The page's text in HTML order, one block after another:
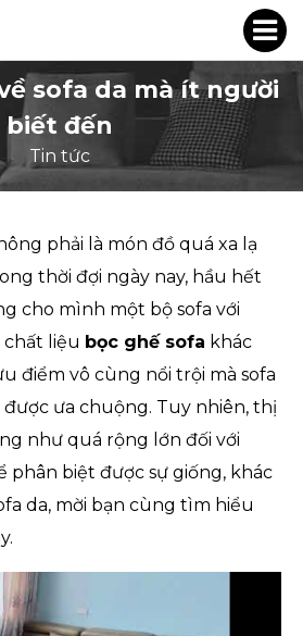
sofa da mà ít người
biết đến
Tin tức
phải là món đồ quá xa lạ
thời đợi ngày nay, hầu hết
cho mình một bộ sofa với
liệu bọc ghế sofa khác
điểm vô cùng nổi trội mà sofa
ưa chuộng. Tuy nhiên, thị
như quá rộng lớn đối với
phân biệt được sự giống, khác
da, mời bạn cùng tìm hiểu